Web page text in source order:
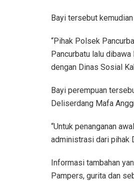
Bayi tersebut
“Pihak Polsek
Pancurbatu lalu
dengan Dinas Sosial
Bayi perempuan
Deliserdang Mafa
“Untuk penanganan
administrasi dari pihak
Informasi tambahan
Pampers, gurita dan